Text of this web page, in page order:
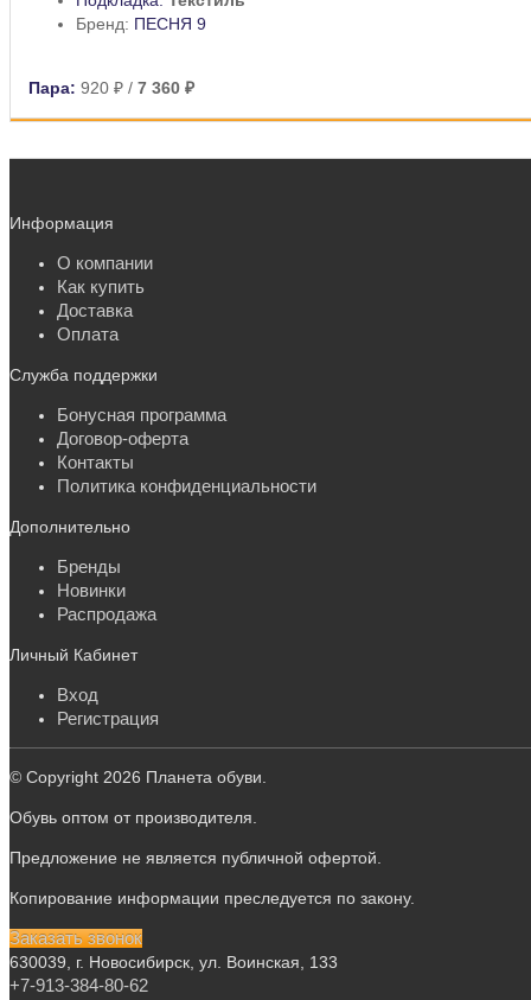
Бренд: ПЕСНЯ 9
Пара: 920 ₽ / 7 360 ₽
Информация
О компании
Как купить
Доставка
Оплата
Служба поддержки
Бонусная программа
Договор-оферта
Контакты
Политика конфиденциальности
Дополнительно
Бренды
Новинки
Распродажа
Личный Кабинет
Вход
Регистрация
© Copyright 2026 Планета обуви.
Обувь оптом от производителя.
Предложение не является публичной офертой.
Копирование информации преследуется по закону.
Заказать звонок
630039, г. Новосибирск, ул. Воинская, 133
+7-913-384-80-62